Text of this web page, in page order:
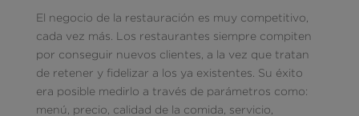
El negocio de la restauración es muy competitivo,
cada vez más. Los restaurantes siempre compiten
por conseguir nuevos clientes, a la vez que tratan
de retener y fidelizar a los ya existentes. Su éxito
era posible medirlo a través de parámetros como:
menú, precio, calidad de la comida, servicio,